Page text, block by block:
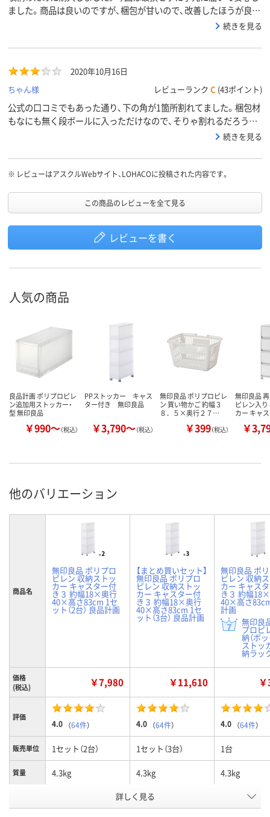
ました。商品は良いのですが、梱包が甘いので、改善したほうが良い
続きを見る
2020年10月16日
ちゃん様
レビューランク C (43ポイント)
公式の口コミでもあった通り、下の角が1箇所割れてました。梱包材
もなにも無く段ボールに入っただけなので、そりゃ割れるだろうな
と。せっかくキャスター付きなのに使えません。物はいいし、交換も
続きを見る
※ レビューはアスクルWebサイト、LOHACOに投稿された内容です。
この商品のレビューを全て見る
レビューを書く
人気の商品
良品計画 ポリプロピレ
ン追加用ストッカー・
型 無印良品
￥990～（税込）
PPストッカー キャス
ター付き 無印良品
￥3,790～（税込）
無印良品 ポリプロピレ
ン 買い物かご 約幅３
８．５×奥行２７…
￥399（税込）
無印良品
ピレン入
カー キャ
￥
他のバリエーション
商品名
無印良品 ポリプロ
ピレン 収納ストッ
カー キャスター付
き３ 約幅18×奥行
40×高さ83cm 1セ
ット（2台） 良品計画
【まとめ買いセット】
無印良品 ポリプロ
ピレン 収納ストッ
カー キャスター付
き３ 約幅18×奥行
40×高さ83cm 1セ
ット（3台） 良品計画
無印良品 ポ
ピレン 収納
カー キャス
き３ 約幅
40×高さ
計画
無印良
プロピ
納（ボ
ストッ
納ラッ
価格
(税込)
￥7,980 ￥11,610
評価
4.0 （64件） 4.0 （64件） 4.0 （64件）
販売単位 1セット（2台） 1セット（3台） 1台
質量 4.3kg 4.3kg 4.3kg
4段
詳しく見る